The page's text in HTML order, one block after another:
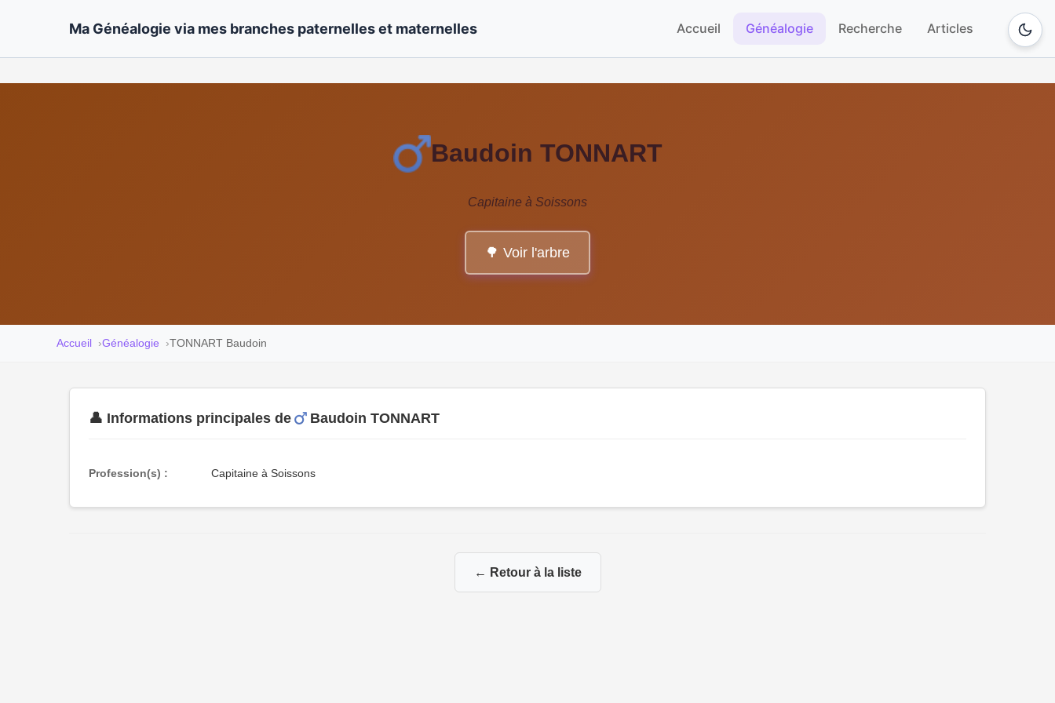
Ma Généalogie via mes branches paternelles et maternelles Accueil Généalogie Recherche Articles
Baudoin TONNART
Capitaine à Soissons
🌳 Voir l'arbre
Accueil Généalogie TONNART Baudoin
👤 Informations principales de Baudoin TONNART
Profession(s) : Capitaine à Soissons
← Retour à la liste